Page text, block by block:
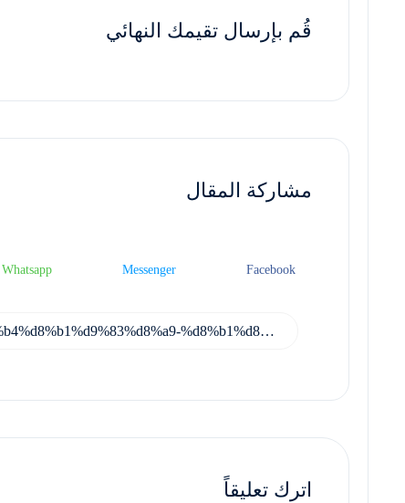
قُم بإرسال تقيمك النهائي
مشاركة المقال
Facebook
Messenger
Whatsapp
اترك تعليقاً